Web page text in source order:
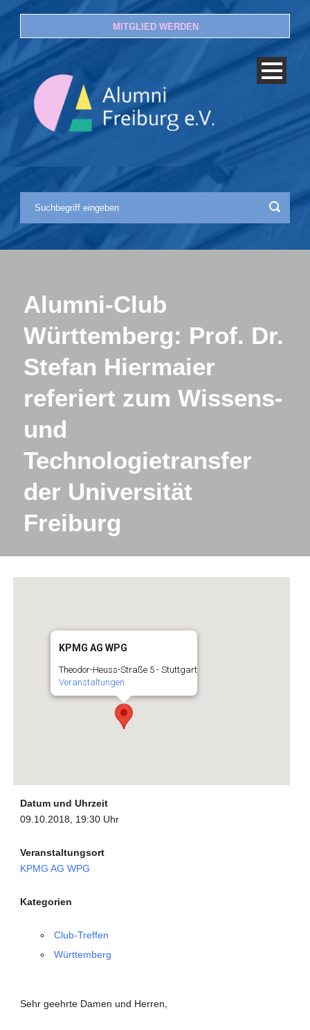
MITGLIED WERDEN
Alumni-Club
Württemberg: Prof. Dr.
Stefan Hiermaier
referiert zum Wissens-
und
Technologietransfer
der Universität
Freiburg
KPMG AG WPG
Theodor-Heuss-Straße 5 - Stuttgart
Veranstaltungen
Datum und Uhrzeit
09.10.2018, 19:30 Uhr
Veranstaltungsort
KPMG AG WPG
Kategorien
Club-Treffen
Württemberg
Sehr geehrte Damen und Herren,